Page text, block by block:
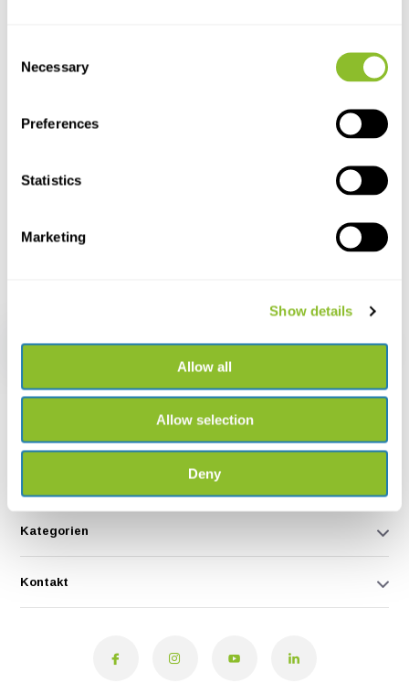
Selection
Necessary
Preferences
Statistics
Marketing
Show details
Allow all
Allow selection
Deny
+31502053300
Bleiben Sie über unsere neuesten Produkte und neuesten
Entwicklungen informiert. Abonnieren Sie unseren monatlichen
Kategorien
Kontakt